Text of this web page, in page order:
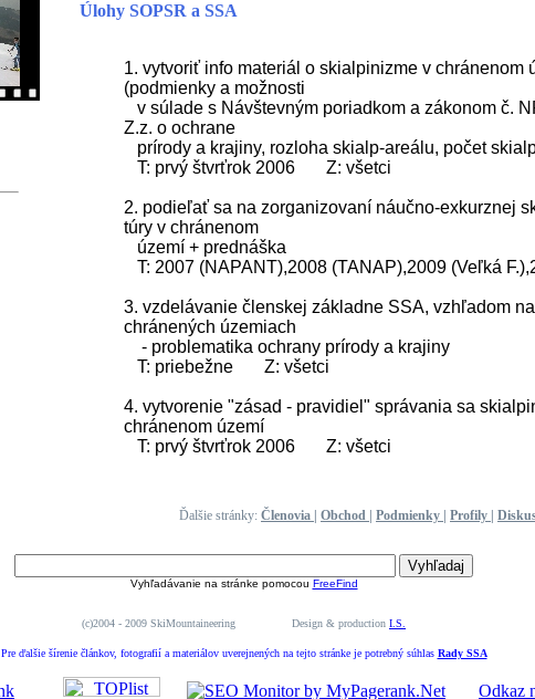
Úlohy SOPSR a SSA
1. vytvoriť info materiál o skialpinizme v chránenom
(podmienky a možnosti
v súlade s Návštevným poriadkom a zákonom č.
Z.z. o ochrane
prírody a krajiny, rozloha skialp-areálu, počet
T: prvý štvrťrok 2006 Z: všetci
2. podieľať sa na zorganizovaní náučno-exkurznej
túry v chránenom
území + prednáška
T: 2007 (NAPANT),2008 (TANAP),2009 (Veľká
3. vzdelávanie členskej základne SSA, vzhľadom
chránených územiach
- problematika ochrany prírody a krajiny
T: priebežne Z: všetci
4. vytvorenie "zásad - pravidiel" správania sa
chránenom území
T: prvý štvrťrok 2006 Z: všetci
Ďalšie stránky: Členovia Obchod Podmienky Profily
Vyhľadávanie na stránke pomocou FreeFind
(c)2004 - 2009 SkiMountaineering Design & production I.S.
Pre ďalšie šírenie článkov, fotografií a materiálov uverejnených na tejto stránke je potrebný súhlas Rady SSA
Odkaz